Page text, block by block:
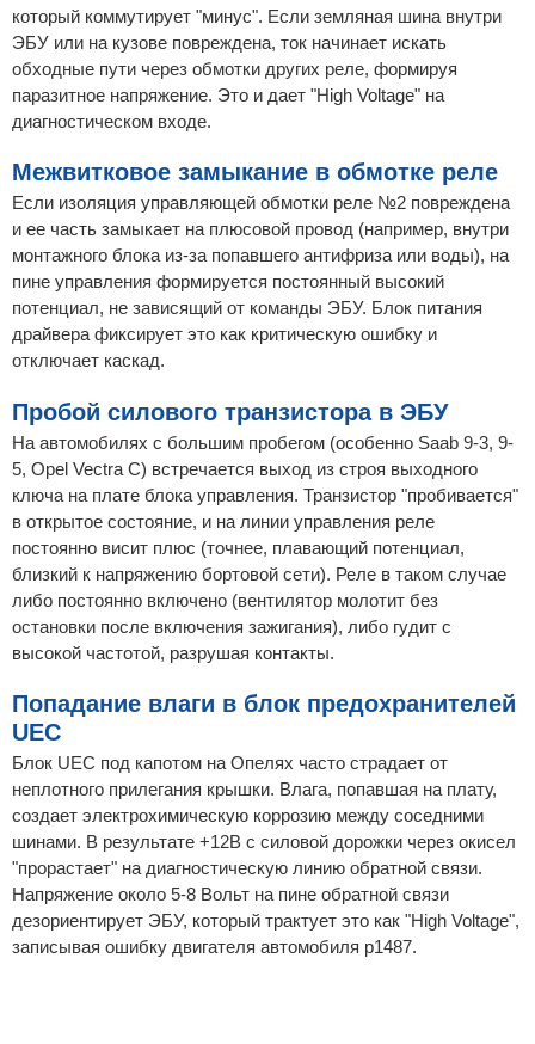
который коммутирует "минус". Если земляная шина внутри
ЭБУ или на кузове повреждена, ток начинает искать
обходные пути через обмотки других реле, формируя
паразитное напряжение. Это и дает "High Voltage" на
диагностическом входе.
Межвитковое замыкание в обмотке реле
Если изоляция управляющей обмотки реле №2 повреждена
и ее часть замыкает на плюсовой провод (например, внутри
монтажного блока из-за попавшего антифриза или воды), на
пине управления формируется постоянный высокий
потенциал, не зависящий от команды ЭБУ. Блок питания
драйвера фиксирует это как критическую ошибку и
отключает каскад.
Пробой силового транзистора в ЭБУ
На автомобилях с большим пробегом (особенно Saab 9-3, 9-
5, Opel Vectra C) встречается выход из строя выходного
ключа на плате блока управления. Транзистор "пробивается"
в открытое состояние, и на линии управления реле
постоянно висит плюс (точнее, плавающий потенциал,
близкий к напряжению бортовой сети). Реле в таком случае
либо постоянно включено (вентилятор молотит без
остановки после включения зажигания), либо гудит с
высокой частотой, разрушая контакты.
Попадание влаги в блок предохранителей
UEC
Блок UEC под капотом на Опелях часто страдает от
неплотного прилегания крышки. Влага, попавшая на плату,
создает электрохимическую коррозию между соседними
шинами. В результате +12В с силовой дорожки через окисел
"прорастает" на диагностическую линию обратной связи.
Напряжение около 5-8 Вольт на пине обратной связи
дезориентирует ЭБУ, который трактует это как "High Voltage",
записывая ошибку двигателя автомобиля p1487.